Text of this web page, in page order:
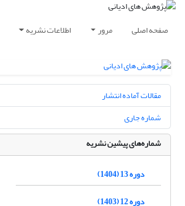
صفحه اصلی مرور اطلاعات نشریه
مقالات آماده انتشار
شماره جاری
شماره‌های پیشین نشریه
دوره 13 (1404)
دوره 12 (1403)